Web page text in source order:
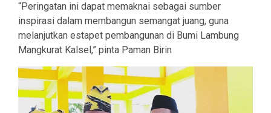
“Peringatan ini dapat memaknai sebagai sumber
inspirasi dalam membangun semangat juang, guna
melanjutkan estapet pembangunan di Bumi Lambung
Mangkurat Kalsel,” pinta Paman Birin